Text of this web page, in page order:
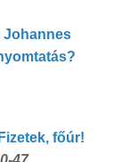
Johannes
főúr!